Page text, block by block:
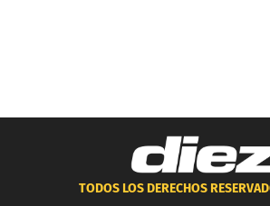
TODOS LOS DERECHOS